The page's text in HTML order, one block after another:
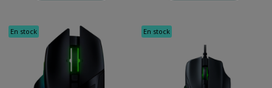
En stock En stock